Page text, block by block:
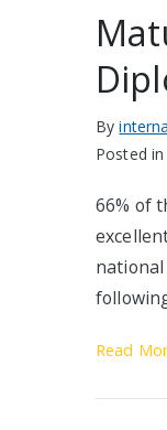
By
Posted in
66% of
Read